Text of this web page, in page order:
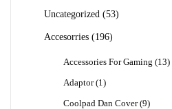
Uncategorized 5353
Accesorries
196196
Accessories For Gaming 1313
Adaptor 11
Coolpad Dan Cover 99